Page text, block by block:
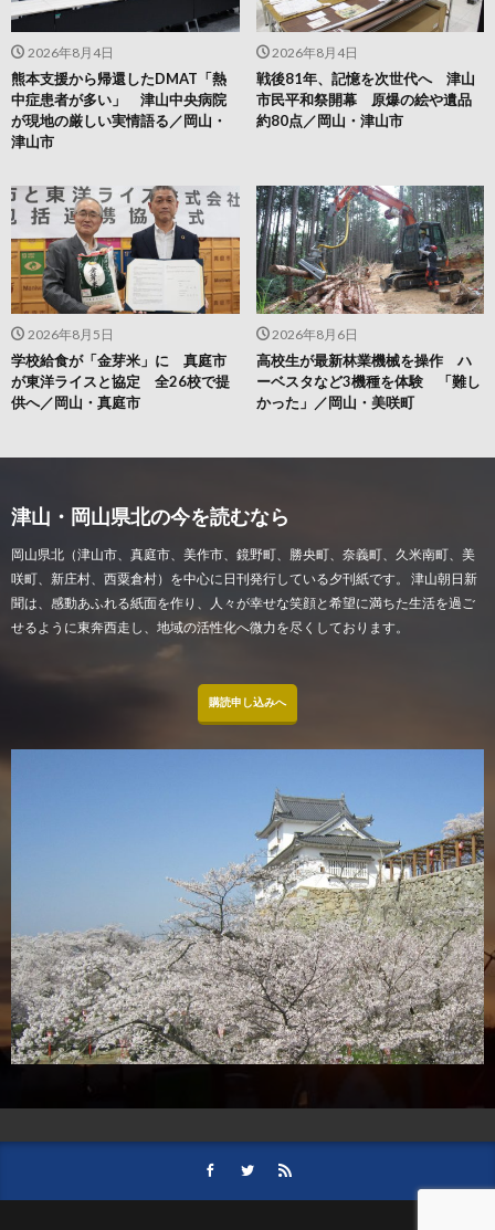
2026年8月6日
高校生が最新林業機械を操作 ハ
ーベスタなど3機種を体験 「難し
かった」／岡山・美咲町
2026年8月5日
学校給食が「金芽米」に 真庭市
が東洋ライスと協定 全26校で提
供へ／岡山・真庭市
2026年8月4日
戦後81年、記憶を次世代へ 津山
市民平和祭開幕 原爆の絵や遺品
約80点／岡山・津山市
2026年8月4日
熊本支援から帰還したDMAT「熱
中症患者が多い」 津山中央病院
が現地の厳しい実情語る／岡山・
津山市
津山・岡山県北の今を読むなら
岡山県北（津山市、真庭市、美作市、鏡野町、勝央町、奈義町、久米南町、美
咲町、新庄村、西粟倉村）を中心に日刊発行している夕刊紙です。 津山朝日新
聞は、感動あふれる紙面を作り、人々が幸せな笑顔と希望に満ちた生活を過ご
せるように東奔西走し、地域の活性化へ微力を尽くしております。
購読申し込みへ